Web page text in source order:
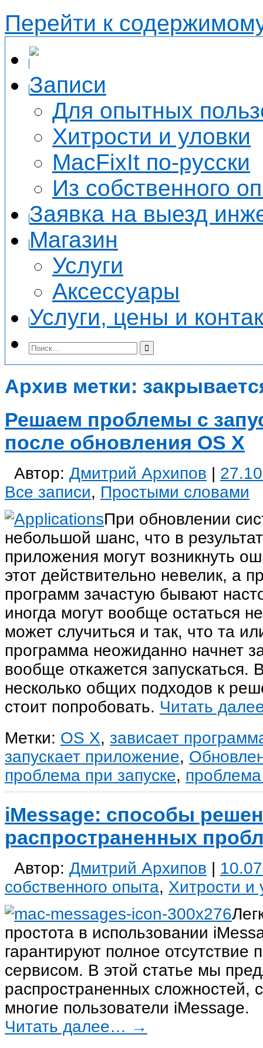
Перейти к
Записи
Для опытных
Хитрости и уловки
MacFixIt по-русски
Из собственного
Заявка на выезд
Магазин
Услуги
Аксессуары
Услуги, цены и
Архив метки:
Решаем проблемы с
после обновления OS X
Автор: Дмитрий Архипов |
Все записи, Простыми словами
При обновлении
небольшой шанс, что в
приложения могут возникнуть
этот действительно невелик, а
программ зачастую бывают
иногда могут вообще остаться
может случиться и так, что та
программа неожиданно начнет
вообще откажется запускаться.
несколько общих подходов к
стоит попробовать. Читать
Метки: OS X, зависает
запускает приложение,
проблема при запуске,
iMessage: способы
распространенных
Автор: Дмитрий Архипов |
собственного опыта, Хитрости и
простота в использовании
гарантируют полное
сервисом. В этой статье мы
распространенных сложностей,
многие пользователи iMessage.
Читать далее… →